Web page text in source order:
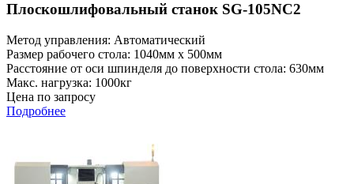
Плоскошлифовальный станок SG-105NC2
Метод управления: Автоматический
Размер рабочего стола: 1040мм x 500мм
Расстояние от оси шпинделя до поверхности стола: 630мм
Макс. нагрузка: 1000кг
Цена по запросу
Подробнее